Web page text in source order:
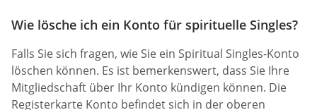
Wie lösche ich ein Konto für spirituelle Singles?
Falls Sie sich fragen, wie Sie ein Spiritual Singles-Konto
löschen können. Es ist bemerkenswert, dass Sie Ihre
Mitgliedschaft über Ihr Konto kündigen können. Die
Registerkarte Konto befindet sich in der oberen